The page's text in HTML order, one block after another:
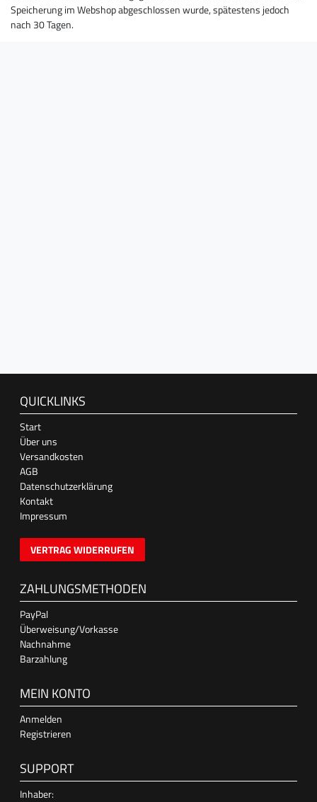
Speicherung im Webshop abgeschlossen wurde, spätestens jedoch
nach 30 Tagen.
QUICKLINKS
Start
Über uns
Versandkosten
AGB
Datenschutzerklärung
Kontakt
Impressum
VERTRAG WIDERRUFEN
ZAHLUNGSMETHODEN
PayPal
Überweisung/Vorkasse
Nachnahme
Barzahlung
MEIN KONTO
Anmelden
Registrieren
SUPPORT
Inhaber: